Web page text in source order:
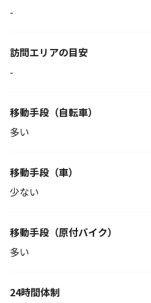
-
訪問エリアの目安
-
移動手段 （自転車）
多い
移動手段（車）
少ない
移動手段 （原付バイク）
多い
24時間体制